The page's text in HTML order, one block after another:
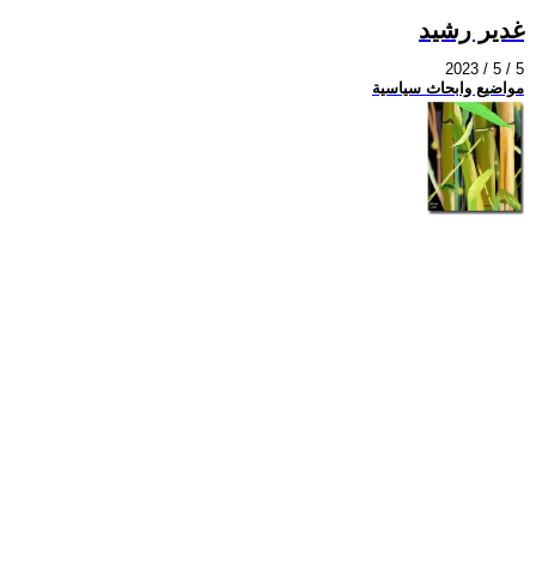
غدير رشيد
2023 / 5 / 5
مواضيع وابحاث سياسية